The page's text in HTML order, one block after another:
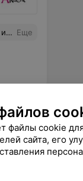
Еще
файлы cookie
сайта, его